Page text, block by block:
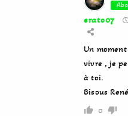
erato07
Un
vivre , je
à toi.
Bisous
0